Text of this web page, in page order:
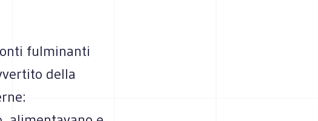
fulminanti
della